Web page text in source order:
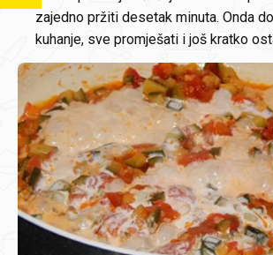
zajedno pržiti desetak minuta. Onda
kuhanje, sve promješati i još kratko